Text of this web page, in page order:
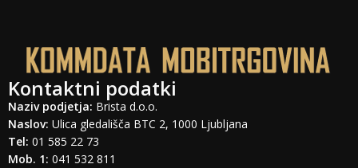
Kontaktni podatki
Naziv podjetja: Brista d.o.o.
Naslov: Ulica gledališča BTC 2, 1000 Ljubljana
Tel: 01 585 22 73
Mob. 1: 041 532 811